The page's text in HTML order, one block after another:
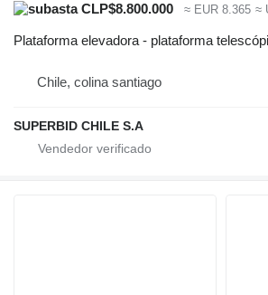
CLP$8.800.000
≈ EUR 8.365 ≈
Plataforma elevadora - plataforma
Chile, colina santiago
SUPERBID CHILE S.A